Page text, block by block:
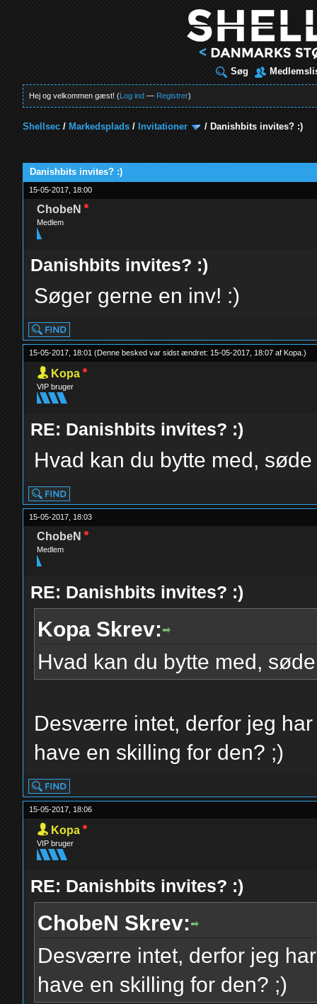
Søg
Hej og velkommen gæst! (Log ind — Registrer)
Shellsec / Markedsplads / Invitationer / Danishbits invites? :)
Danishbits invites? :)
15-05-2017, 18:00
ChobeN
Medlem
Danishbits invites? :)
Søger gerne en inv! :)
15-05-2017, 18:01(Denne besked var sidst ændret: 15-05-2017, 18:07 af Kopa .)
Kopa
VIP bruger
RE: Danishbits invites? :)
Hvad kan du bytte med, søde
15-05-2017, 18:03
ChobeN
Medlem
RE: Danishbits invites? :)
Kopa Skrev:
Hvad kan du bytte med, søde
Desværre intet, derfor jeg
have en skilling for den? ;)
15-05-2017, 18:06
Kopa
VIP bruger
RE: Danishbits invites? :)
ChobeN Skrev:
Desværre intet, derfor jeg
have en skilling for den? ;)